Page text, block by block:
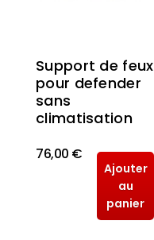
Support de feux
pour defender
sans
climatisation
76,00 €
Ajouter
au
panier